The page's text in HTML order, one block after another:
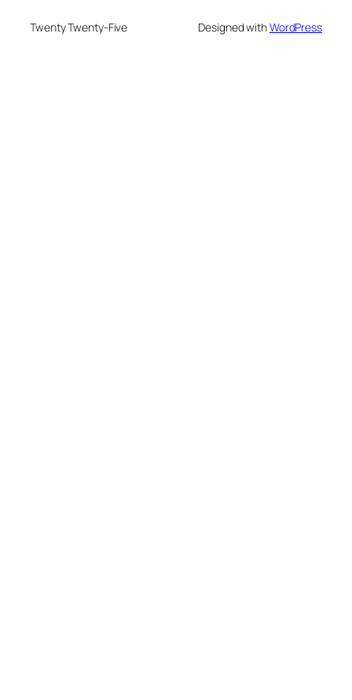
Twenty Twenty-Five Designed withWordPress